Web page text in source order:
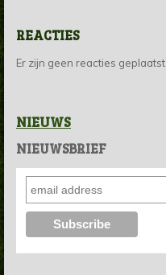
REACTIES
Er zijn geen reacties geplaatst.
NIEUWS
NIEUWSBRIEF